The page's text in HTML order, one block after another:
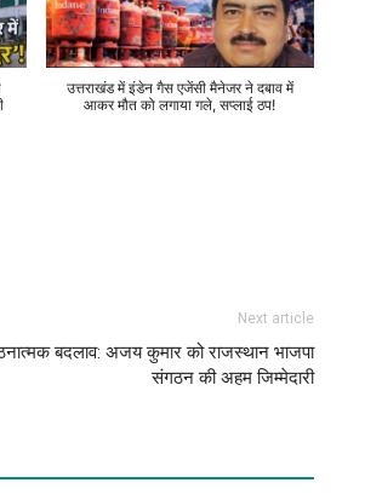
उत्तराखंड में इंडेन गैस एजेंसी मैनेजर ने दबाव में
आकर मौत को लगाया गले, सप्लाई ठप!
Next article
बदलाव: अजय कुमार को राजस्थान भाजपा
संगठन की अहम जिम्मेदारी